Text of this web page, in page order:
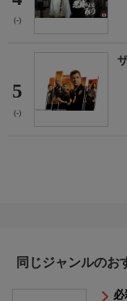
(-)
5
(-)
同じジャンルのお